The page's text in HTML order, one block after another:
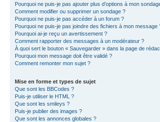
Pourquoi ne puis-je pas ajouter plus d’options à mon
Comment modifier ou supprimer un sondage ?
Pourquoi ne puis-je pas accéder à un forum ?
Pourquoi ne puis-je pas joindre des fichiers à mon message
Pourquoi ai-je reçu un avertissement ?
Comment rapporter des messages à un modérateur ?
À quoi sert le bouton « Sauvegarder » dans la page de
Pourquoi mon message doit être validé ?
Comment remonter mon sujet ?
Mise en forme et types de sujet
Que sont les BBCodes ?
Puis-je utiliser le HTML ?
Que sont les smileys ?
Puis-je publier des images ?
Que sont les annonces globales ?